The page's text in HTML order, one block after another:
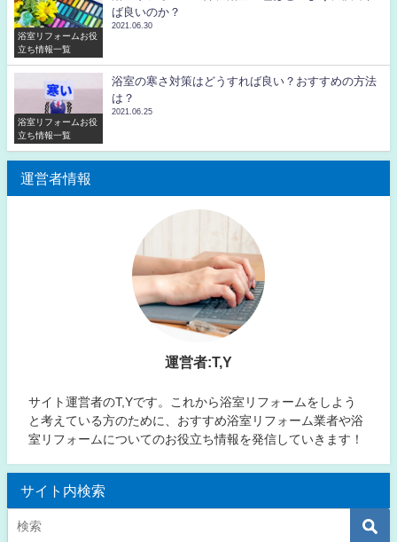
浴室リフォームお役
立ち情報一覧
ば良いのか？
2021.06.30
浴室リフォームお役
立ち情報一覧
浴室の寒さ対策はどうすれば良い？おすすめの方法
は？
2021.06.25
運営者情報
運営者:T,Y
サイト運営者のT,Yです。これから浴室リフォームをしよう
と考えている方のために、おすすめ浴室リフォーム業者や浴
室リフォームについてのお役立ち情報を発信していきます！
サイト内検索